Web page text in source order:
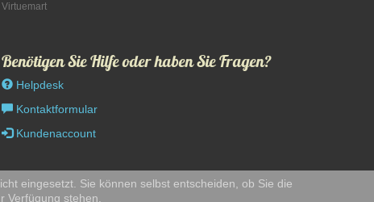
Benötigen Sie Hilfe oder haben Sie Fragen?
Helpdesk
Kontaktformular
Kundenaccount
eingesetzt. Sie können selbst entscheiden, ob Sie die
Verfügung stehen.